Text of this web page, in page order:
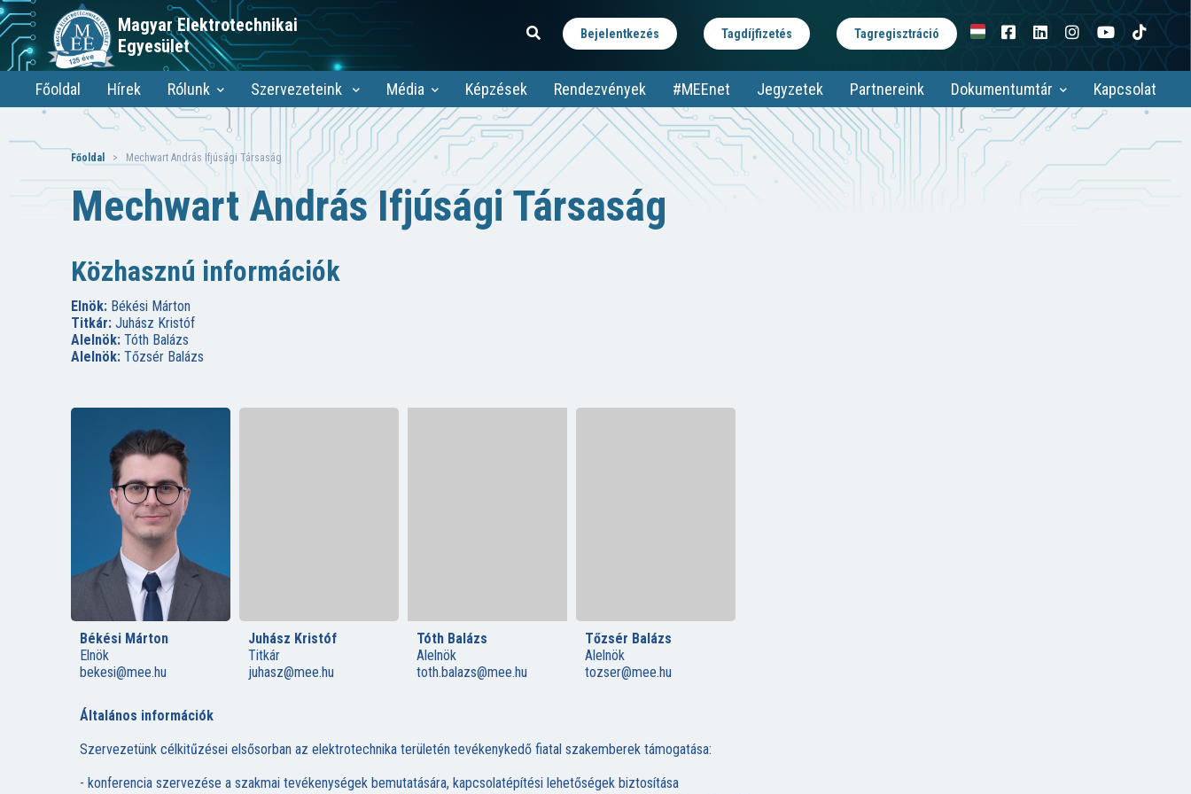
Magyar Elektrotechnikai
Egyesület
Bejelentkezés Tagdíjfizetés Tagregisztráció
Főoldal Hírek Rólunk Szervezeteink Média Képzések Rendezvények #MEEnet Jegyzetek Partnereink Dokumentumtár Kapcsolat
Főoldal > Mechwart András Ifjúsági Társaság
Mechwart András Ifjúsági Társaság
Közhasznú információk
Elnök: Békési Márton
Titkár: Juhász Kristóf
Alelnök: Tóth Balázs
Alelnök: Tőzsér Balázs
Békési Márton
Elnök
bekesi@mee.hu
Juhász Kristóf
Titkár
juhasz@mee.hu
Tóth Balázs
Alelnök
toth.balazs@mee.hu
Tőzsér Balázs
Alelnök
tozser@mee.hu
Általános információk
Szervezetünk célkitűzései elsősorban az elektrotechnika területén tevékenykedő fiatal szakemberek támogatása:
- konferencia szervezése a szakmai tevékenységek bemutatására, kapcsolatépítési lehetőségek biztosítása